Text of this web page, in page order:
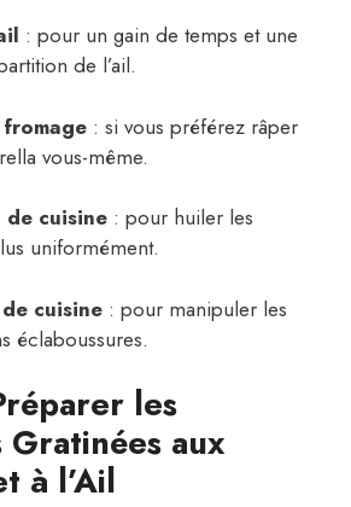
: pour un gain de temps et une
de l’ail.
: si vous préférez râper
vous-même.
de cuisine : pour huiler les
uniformément.
cuisine : pour manipuler les
éclaboussures.
les
aux
à l’Ail